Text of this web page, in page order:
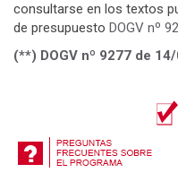
consultarse en los textos
de presupuesto DOGV nº
(**) DOGV nº 9277 de